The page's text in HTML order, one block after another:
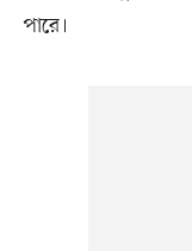
পারে।